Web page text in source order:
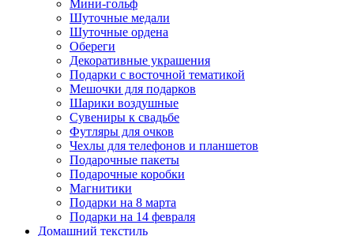
Мини-гольф
Шуточные медали
Шуточные ордена
Обереги
Декоративные украшения
Подарки с восточной тематикой
Мешочки для подарков
Шарики воздушные
Сувениры к свадьбе
Футляры для очков
Чехлы для телефонов и планшетов
Подарочные пакеты
Подарочные коробки
Магнитики
Подарки на 8 марта
Подарки на 14 февраля
Домашний текстиль